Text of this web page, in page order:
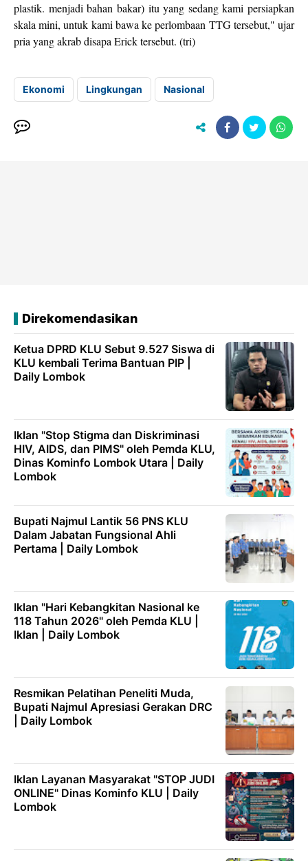
plastik. menjadi bahan bakar) itu yang sedang kami persiapkan
skala mini, untuk kami bawa ke perlombaan TTG tersebut," ujar
pria yang akrab disapa Erick tersebut. (tri)
Ekonomi Lingkungan Nasional
Direkomendasikan
Ketua DPRD KLU Sebut 9.527 Siswa di
KLU kembali Terima Bantuan PIP |
Daily Lombok
Iklan "Stop Stigma dan Diskriminasi
HIV, AIDS, dan PIMS" oleh Pemda KLU,
Dinas Kominfo Lombok Utara | Daily
Lombok
Bupati Najmul Lantik 56 PNS KLU
Dalam Jabatan Fungsional Ahli
Pertama | Daily Lombok
Iklan "Hari Kebangkitan Nasional ke
118 Tahun 2026" oleh Pemda KLU |
Iklan | Daily Lombok
Resmikan Pelatihan Peneliti Muda,
Bupati Najmul Apresiasi Gerakan DRC
| Daily Lombok
Iklan Layanan Masyarakat "STOP JUDI
ONLINE" Dinas Kominfo KLU | Daily
Lombok